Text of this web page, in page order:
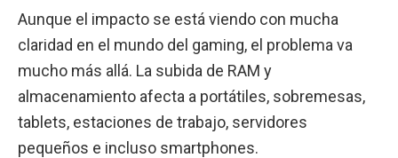
Aunque el impacto se está viendo con mucha
claridad en el mundo del gaming, el problema va
mucho más allá. La subida de RAM y
almacenamiento afecta a portátiles, sobremesas,
tablets, estaciones de trabajo, servidores
pequeños e incluso smartphones.